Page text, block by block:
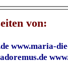
von:
www.maria-